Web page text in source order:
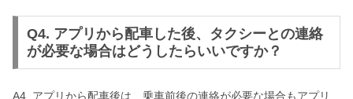
Q4. アプリから配車した後、タクシーとの連絡
が必要な場合はどうしたらいいですか？
A4. アプリから配車後は、乗車前後の連絡が必要な場合もアプリ